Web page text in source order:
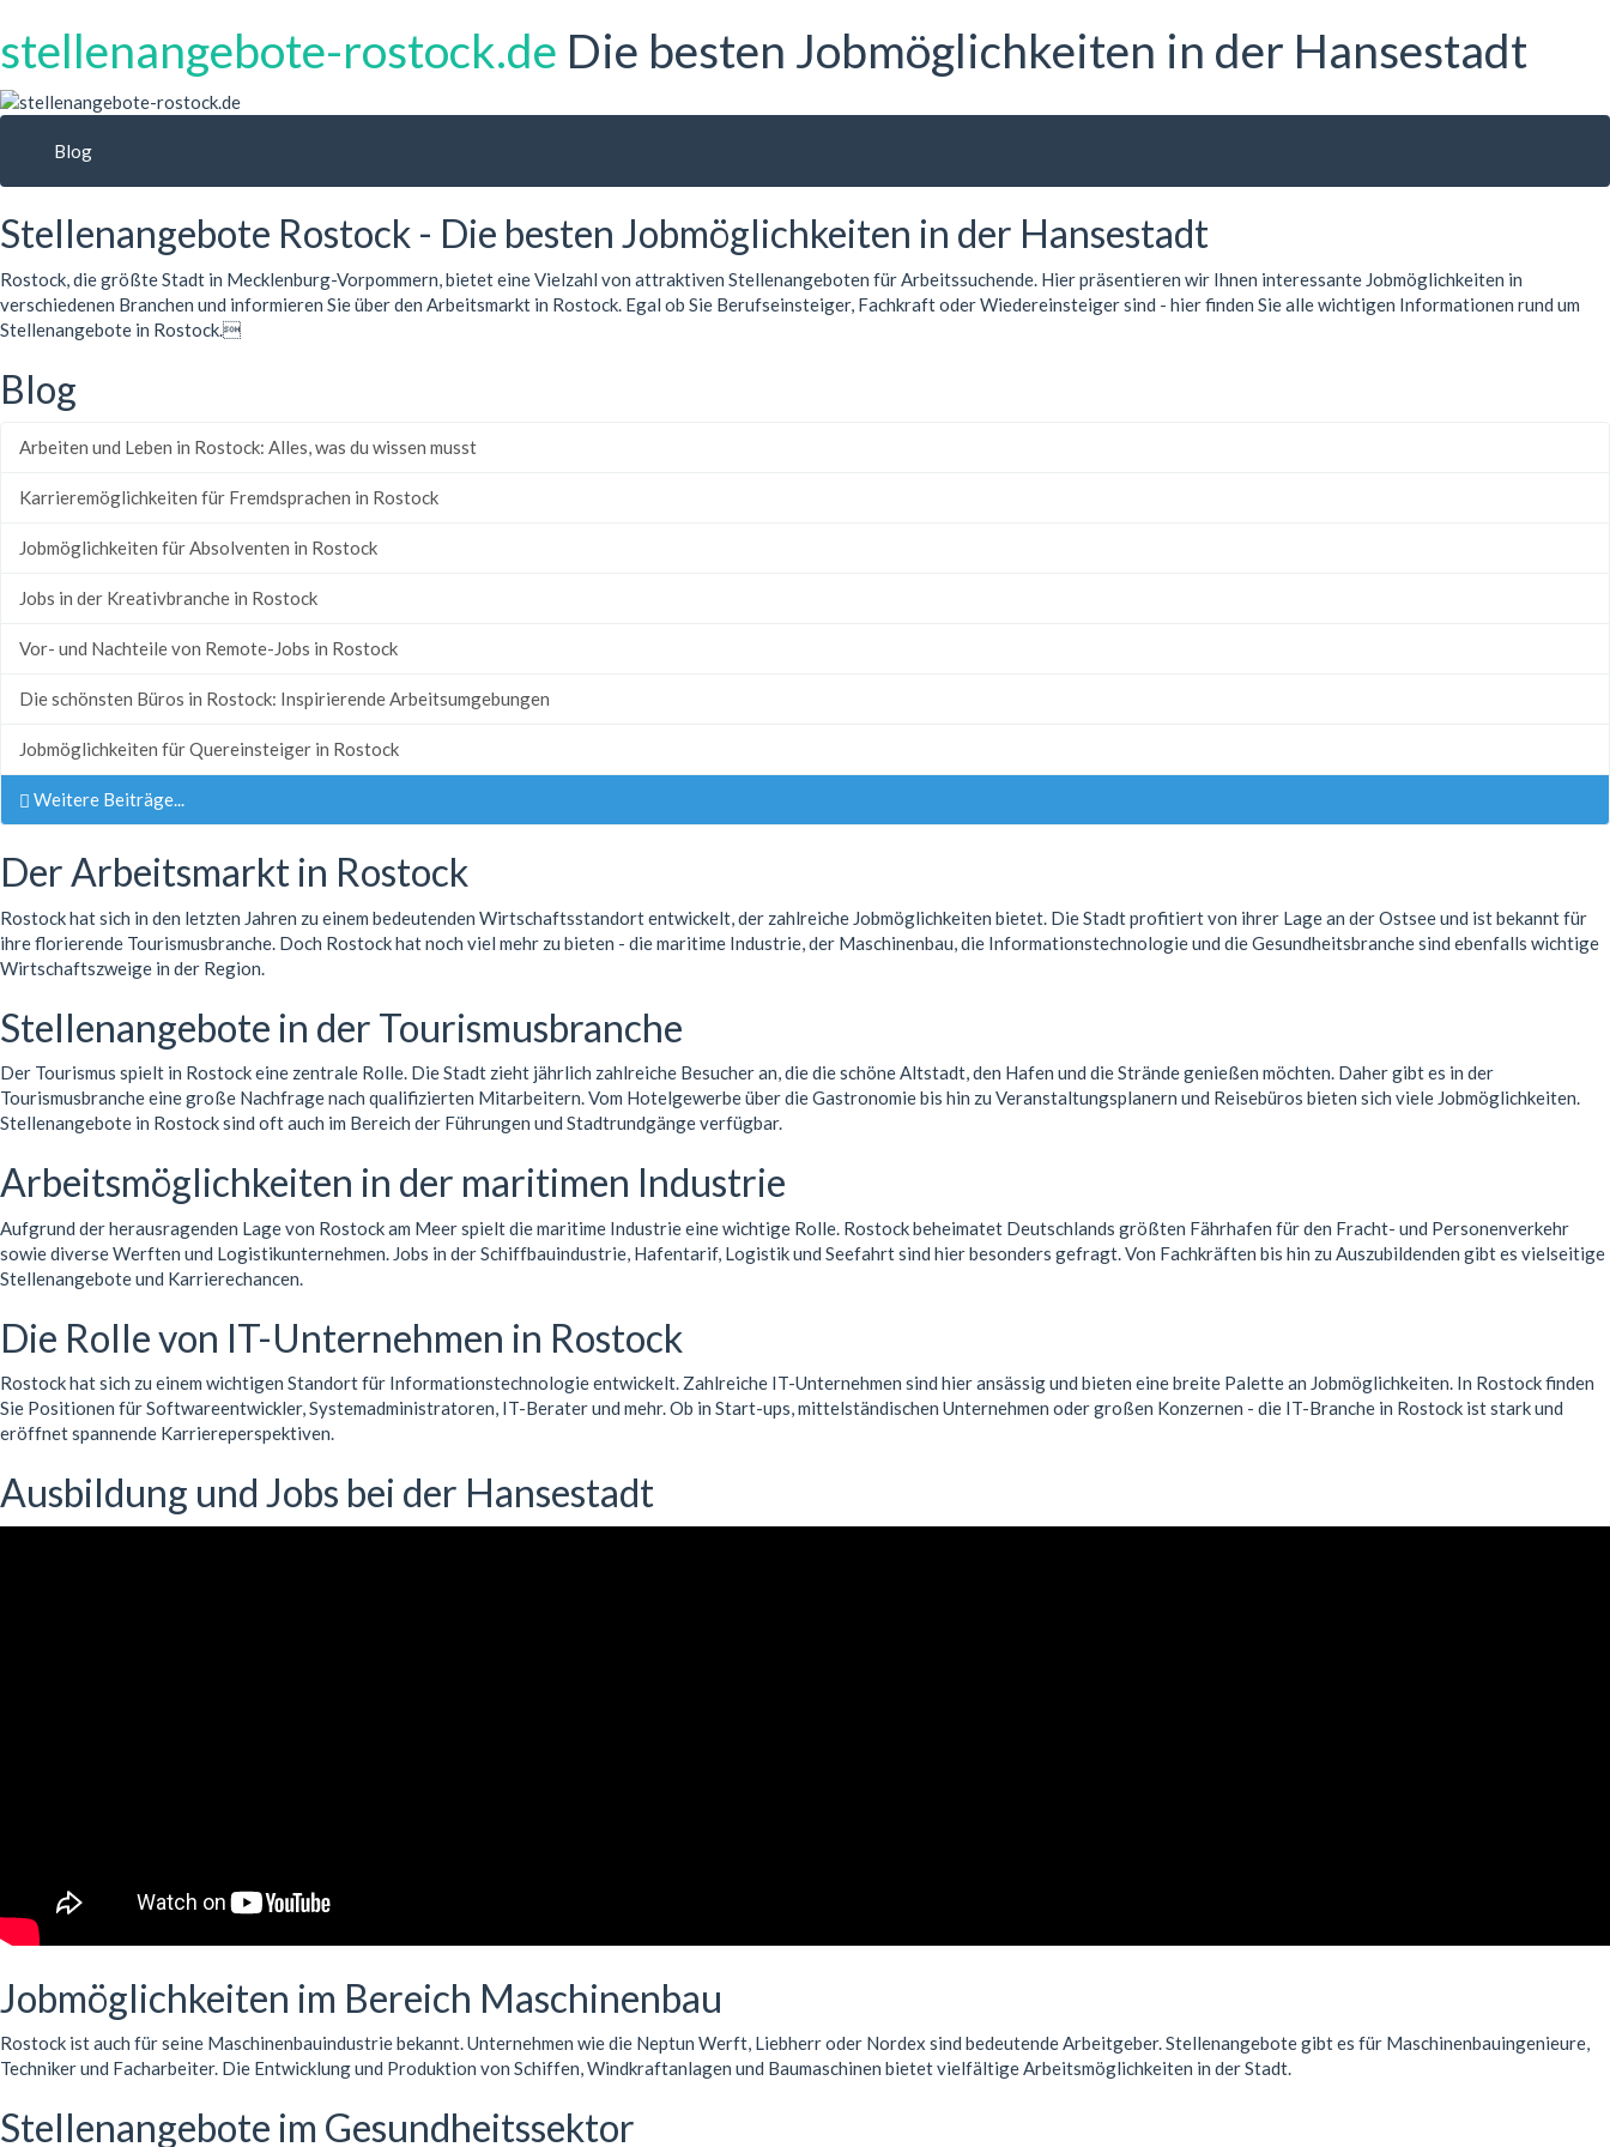
stellenangebote-rostock.de Die besten Jobmöglichkeiten in der Hansestadt
Blog
Stellenangebote Rostock - Die besten Jobmöglichkeiten in der Hansestadt
Rostock, die größte Stadt in Mecklenburg-Vorpommern, bietet eine Vielzahl von attraktiven Stellenangeboten für Arbeitssuchende. Hier präsentieren wir Ihnen interessante Jobmöglichkeiten in
verschiedenen Branchen und informieren Sie über den Arbeitsmarkt in Rostock. Egal ob Sie Berufseinsteiger, Fachkraft oder Wiedereinsteiger sind - hier finden Sie alle wichtigen Informationen rund um
Stellenangebote in Rostock.
Blog
Arbeiten und Leben in Rostock: Alles, was du wissen musst
Karrieremöglichkeiten für Fremdsprachen in Rostock
Jobmöglichkeiten für Absolventen in Rostock
Jobs in der Kreativbranche in Rostock
Vor- und Nachteile von Remote-Jobs in Rostock
Die schönsten Büros in Rostock: Inspirierende Arbeitsumgebungen
Jobmöglichkeiten für Quereinsteiger in Rostock
Weitere Beiträge...
Der Arbeitsmarkt in Rostock
Rostock hat sich in den letzten Jahren zu einem bedeutenden Wirtschaftsstandort entwickelt, der zahlreiche Jobmöglichkeiten bietet. Die Stadt profitiert von ihrer Lage an der Ostsee und ist bekannt für
ihre florierende Tourismusbranche. Doch Rostock hat noch viel mehr zu bieten - die maritime Industrie, der Maschinenbau, die Informationstechnologie und die Gesundheitsbranche sind ebenfalls wichtige
Wirtschaftszweige in der Region.
Stellenangebote in der Tourismusbranche
Der Tourismus spielt in Rostock eine zentrale Rolle. Die Stadt zieht jährlich zahlreiche Besucher an, die die schöne Altstadt, den Hafen und die Strände genießen möchten. Daher gibt es in der
Tourismusbranche eine große Nachfrage nach qualifizierten Mitarbeitern. Vom Hotelgewerbe über die Gastronomie bis hin zu Veranstaltungsplanern und Reisebüros bieten sich viele Jobmöglichkeiten.
Stellenangebote in Rostock sind oft auch im Bereich der Führungen und Stadtrundgänge verfügbar.
Arbeitsmöglichkeiten in der maritimen Industrie
Aufgrund der herausragenden Lage von Rostock am Meer spielt die maritime Industrie eine wichtige Rolle. Rostock beheimatet Deutschlands größten Fährhafen für den Fracht- und Personenverkehr
sowie diverse Werften und Logistikunternehmen. Jobs in der Schiffbauindustrie, Hafentarif, Logistik und Seefahrt sind hier besonders gefragt. Von Fachkräften bis hin zu Auszubildenden gibt es vielseitige
Stellenangebote und Karrierechancen.
Die Rolle von IT-Unternehmen in Rostock
Rostock hat sich zu einem wichtigen Standort für Informationstechnologie entwickelt. Zahlreiche IT-Unternehmen sind hier ansässig und bieten eine breite Palette an Jobmöglichkeiten. In Rostock finden
Sie Positionen für Softwareentwickler, Systemadministratoren, IT-Berater und mehr. Ob in Start-ups, mittelständischen Unternehmen oder großen Konzernen - die IT-Branche in Rostock ist stark und
eröffnet spannende Karriereperspektiven.
Ausbildung und Jobs bei der Hansestadt
Jobmöglichkeiten im Bereich Maschinenbau
Rostock ist auch für seine Maschinenbauindustrie bekannt. Unternehmen wie die Neptun Werft, Liebherr oder Nordex sind bedeutende Arbeitgeber. Stellenangebote gibt es für Maschinenbauingenieure,
Techniker und Facharbeiter. Die Entwicklung und Produktion von Schiffen, Windkraftanlagen und Baumaschinen bietet vielfältige Arbeitsmöglichkeiten in der Stadt.
Stellenangebote im Gesundheitssektor